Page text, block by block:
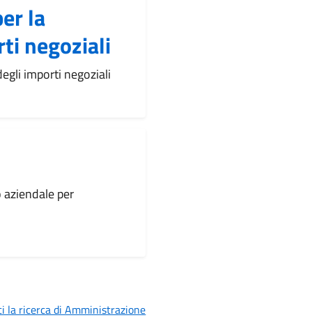
la
negoziali
importi negoziali
per
la ricerca di Amministrazione